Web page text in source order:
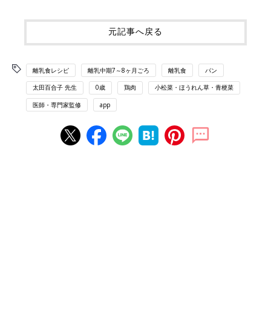
元記事へ戻る
離乳食レシピ 離乳中期7～8ヶ月ごろ 離乳食 パン
太田百合子 先生 0歳 鶏肉 小松菜・ほうれん草・青梗菜
医師・専門家監修 app